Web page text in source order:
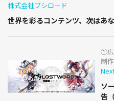
株式会社ブシロード
世界を彩るコンテンツ、次はあ
①広
制
ソ
告